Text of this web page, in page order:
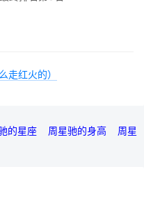
走红火的）
的星座 周星驰的身高
周星